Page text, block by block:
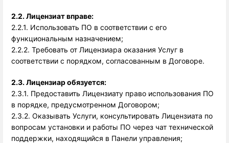
2.2. Лицензиат вправе:
2.2.1. Использовать ПО в соответствии с его
функциональным назначением;
2.2.2. Требовать от Лицензиара оказания Услуг в
соответствии с порядком, согласованным в Договоре.
2.3. Лицензиар обязуется:
2.3.1. Предоставить Лицензиату право использования ПО
в порядке, предусмотренном Договором;
2.3.2. Оказывать Услуги, консультировать Лицензиата по
вопросам установки и работы ПО через чат технической
поддержки, находящийся в Панели управления;